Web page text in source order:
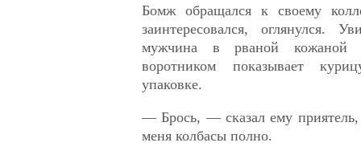
Бомж обращался к своему
заинтересовался, оглянулся.
мужчина в рваной кожаной
воротником показывает
упаковке.
— Брось, — сказал ему
меня колбасы полно.